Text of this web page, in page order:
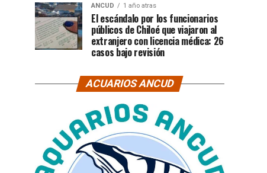
ANCUD 1 año atras
El escándalo por los funcionarios
públicos de Chiloé que viajaron al
extranjero con licencia médica: 26
casos bajo revisión
ACUARIOS ANCUD